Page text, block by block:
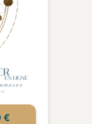
€